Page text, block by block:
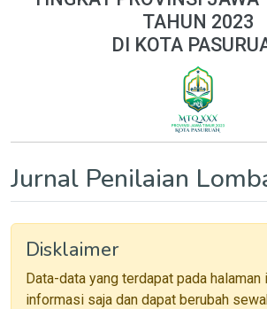
TAHUN 2023
DI KOTA
Jurnal Penilaian
Disklaimer
Data-data yang terdapat pada halaman
informasi saja dan dapat berubah